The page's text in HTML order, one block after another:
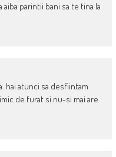
parintii bani sa te tina la
hai atunci sa desfiintam
de furat si nu-si mai are